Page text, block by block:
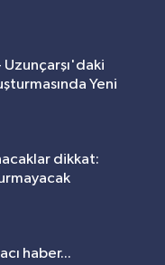
Uzunçarşı'daki
Yeni
dikkat:
haber...